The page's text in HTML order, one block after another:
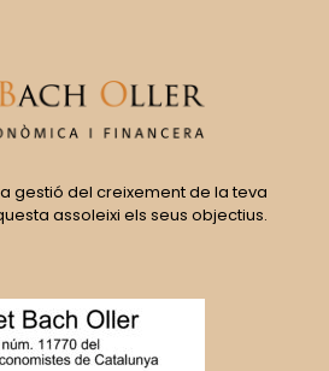
gestió del creixement de la teva
assoleixi els seus objectius.